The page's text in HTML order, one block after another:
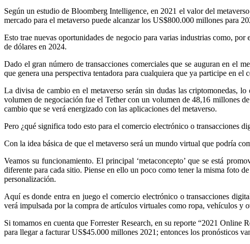
Según un estudio de Bloomberg Intelligence, en 2021 el valor del
mercado para el metaverso puede alcanzar los US$800.000 millones para
Esto trae nuevas oportunidades de negocio para varias industrias como,
de dólares en 2024.
Dado el gran número de transacciones comerciales que se auguran en el
que genera una perspectiva tentadora para cualquiera que ya participe en el
La divisa de cambio en el metaverso serán sin dudas las criptomonedas,
volumen de negociación fue el Tether con un volumen de 48,16 millones
cambio que se verá energizado con las aplicaciones del metaverso.
Pero ¿qué significa todo esto para el comercio electrónico o transacciones
Con la idea básica de que el metaverso será un mundo virtual que podría
Veamos su funcionamiento. El principal ‘metaconcepto’ que se está
diferente para cada sitio. Piense en ello un poco como tener la misma foto
personalización.
Aquí es donde entra en juego el comercio electrónico o transacciones
verá impulsada por la compra de artículos virtuales como ropa, vehículos y
Si tomamos en cuenta que Forrester Research, en su reporte “2021
para llegar a facturar US$45.000 millones 2021; entonces los pronósticos